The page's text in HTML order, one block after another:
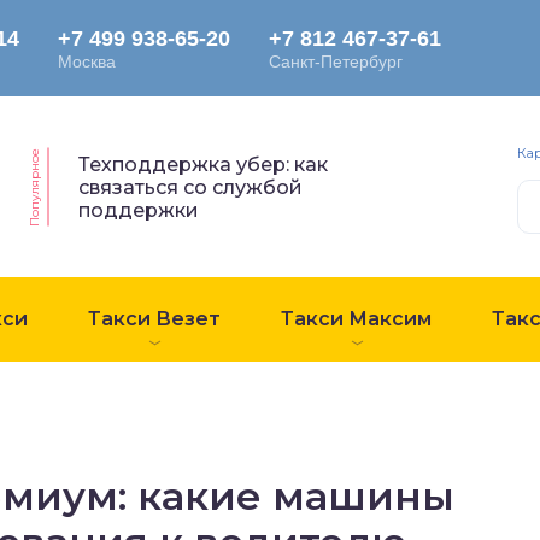
Популярное
Техподдержка убер: как
связаться со службой
поддержки
Такси Везет Такси Максим
какие машины